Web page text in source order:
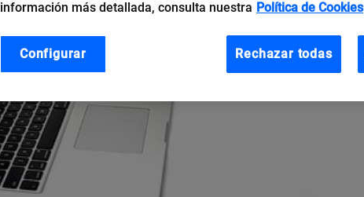
información más detallada, consulta nuestra Política de Cookies
Rechazar todas
Configurar